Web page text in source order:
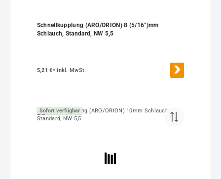
Schnellkupplung (ARO/ORION) 8 (5/16")mm
Schlauch, Standard, NW 5,5
5,21 €*inkl. MwSt.
Sofort verfügbar